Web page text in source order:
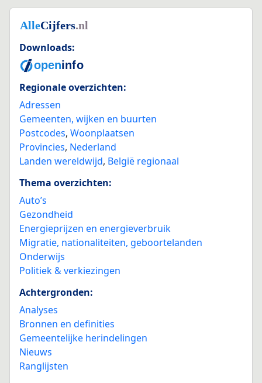
Downloads:
Regionale overzichten:
Adressen
Gemeenten, wijken en buurten
Postcodes, Woonplaatsen
Provincies, Nederland
Landen wereldwijd, België regionaal
Thema overzichten:
Auto’s
Gezondheid
Energieprijzen en energieverbruik
Migratie, nationaliteiten, geboortelanden
Onderwijs
Politiek & verkiezingen
Achtergronden:
Analyses
Bronnen en definities
Gemeentelijke herindelingen
Nieuws
Ranglijsten